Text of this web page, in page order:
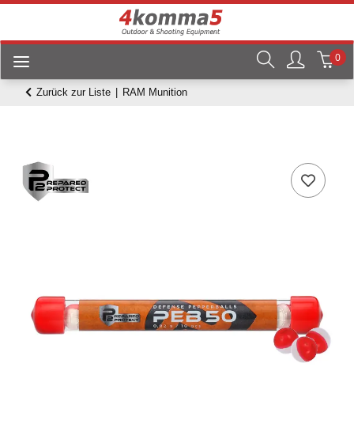
0
Zurück zur Liste RAM Munition